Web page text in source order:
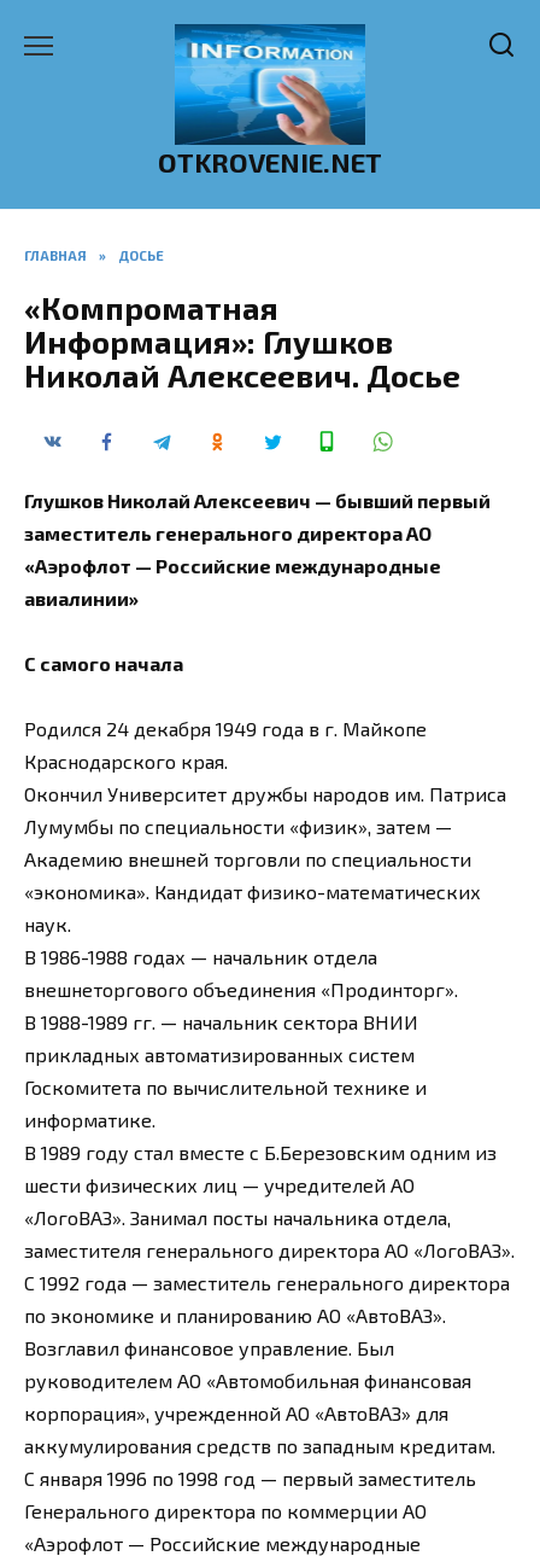
OTKROVENIE.NET
ГЛАВНАЯ » ДОСЬЕ
«Компроматная
Информация»: Глушков
Николай Алексеевич. Досье
Глушков Николай Алексеевич — бывший первый
заместитель генерального директора АО
«Аэрофлот — Российские международные
авиалинии»
С самого начала
Родился 24 декабря 1949 года в г. Майкопе
Краснодарского края.
Окончил Университет дружбы народов им. Патриса
Лумумбы по специальности «физик», затем —
Академию внешней торговли по специальности
«экономика». Кандидат физико-математических
наук.
В 1986-1988 годах — начальник отдела
внешнеторгового объединения «Продинторг».
В 1988-1989 гг. — начальник сектора ВНИИ
прикладных автоматизированных систем
Госкомитета по вычислительной технике и
информатике.
В 1989 году стал вместе с Б.Березовским одним из
шести физических лиц — учредителей АО
«ЛогоВАЗ». Занимал посты начальника отдела,
заместителя генерального директора АО «ЛогоВАЗ».
С 1992 года — заместитель генерального директора
по экономике и планированию АО «АвтоВАЗ».
Возглавил финансовое управление. Был
руководителем АО «Автомобильная финансовая
корпорация», учрежденной АО «АвтоВАЗ» для
аккумулирования средств по западным кредитам.
С января 1996 по 1998 год — первый заместитель
Генерального директора по коммерции АО
«Аэрофлот — Российские международные